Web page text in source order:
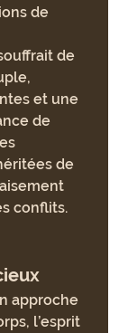
de
de
et une
de
de
conflits.
approche
l’esprit